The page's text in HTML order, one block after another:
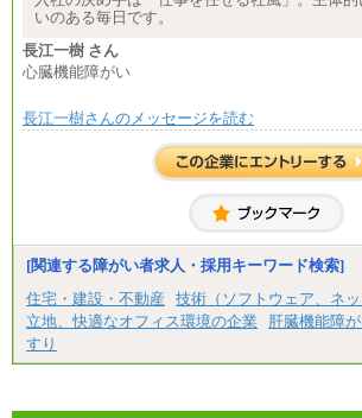
いのある毎日です。
長江一樹 さん
心臓機能障がい
長江一樹さんのメッセージを読む
[関連する障がい者求人・採用キーワード検索]
住宅・建設・不動産
技術（ソフトウェア、ネ
立地、快適なオフィス環境の企業
肝臓機能障
すり